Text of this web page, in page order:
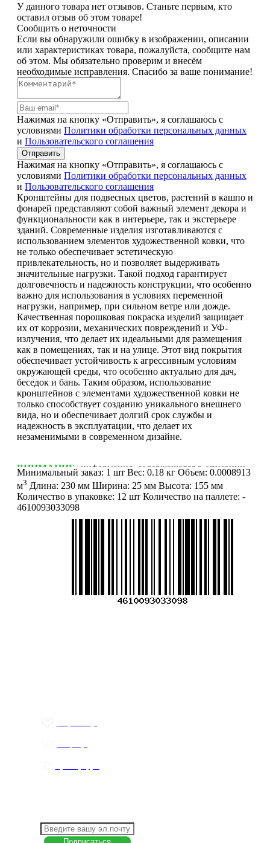
У данного товара нет отзывов. Станьте первым, кто
оставил отзыв об этом товаре!
Сообщить о неточности
Если вы обнаружили ошибку в изображении, описании
или характеристиках товара, пожалуйста, сообщите нам
об этом. Мы обязательно проверим и внесём
необходимые исправления. Спасибо за ваше понимание!
Нажимая на кнопку «Отправить», я соглашаюсь с
условиями Политики обработки персональных данных
и Пользовательского соглашения
Отправить
Нажимая на кнопку «Отправить», я соглашаюсь с
условиями Политики обработки персональных данных
и Пользовательского соглашения
Кронштейны для подвесных цветов, растений в кашпо и
фонарей представляют собой важный элемент декора и
функциональности как в интерьере, так и экстерьере
зданий. Современные изделия изготавливаются с
использованием элементов художественной ковки, что
не только обеспечивает эстетическую
привлекательность, но и позволяет выдерживать
значительные нагрузки. Такой подход гарантирует
долговечность и надежность конструкции, что особенно
важно для использования в условиях переменной
нагрузки, например, при сильном ветре или дожде.
Качественная порошковая покраска изделий защищает
их от коррозии, механических повреждений и УФ-
излучения, что делает их идеальными для размещения
как в помещениях, так и на улице. Этот вид покрытия
обеспечивает устойчивость к агрессивным условиям
окружающей среды, что особенно актуально для дач,
беседок и бань. Таким образом, использование
кронштейнов с элементами художественной ковки не
только способствует созданию уникального внешнего
вида, но и обеспечивает долгий срок службы и
надежность в эксплуатации, что делает их
незаменимыми в современном дизайне.
ВНИМАНИЕ: информация, содержащаяся в описании
товара, является справочной (не является публичной
офертой и не попадает под п. 2 ст. 437 ГК РФ).
Производитель может изменить характеристики и
внешний вид товара без предварительного уведомления.
Фотографии (изображения) могут отличаться от
Минимальный заказ: 1 шт Вес: 0.18 кг Объем: 0.0008913
м3 Длина: 230 мм Ширина: 25 мм Высота: 155 мм
Количество в упаковке: 12 шт Количество на паллете: -
4610093033098